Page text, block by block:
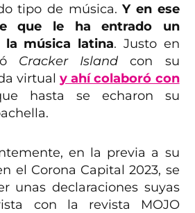
tipo de música. Y en ese
que le ha entrado un
música latina. Justo en
Cracker Island con su
virtual y ahí colaboró con
hasta se echaron su
en la previa a su
el Corona Capital 2023, se
unas declaraciones suyas
con la revista MOJO